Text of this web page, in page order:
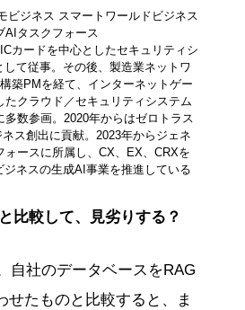
ビジネス スマートワールドビジネス
AIタスクフォース
カードを中心としたセキュリティシ
て従事。その後、製造業ネットワ
築PMを経て、インターネットゲー
たクラウド／セキュリティシステム
多数参画。2020年からはゼロトラス
ス創出に貢献。2023年からジェネ
ォースに所属し、CX、EX、CRXを
ネスの生成AI事業を推進している
較して、見劣りする？
自社のデータベースをRAG
せたものと比較すると、ま